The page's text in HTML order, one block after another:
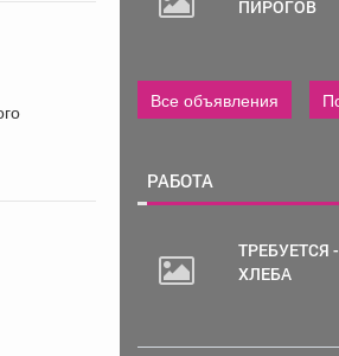
уверенность
ПИРОГОВ
Все объявления
РАБОТА
ТРЕБУЕТСЯ - ПЕКАРЬ
ХЛЕБА